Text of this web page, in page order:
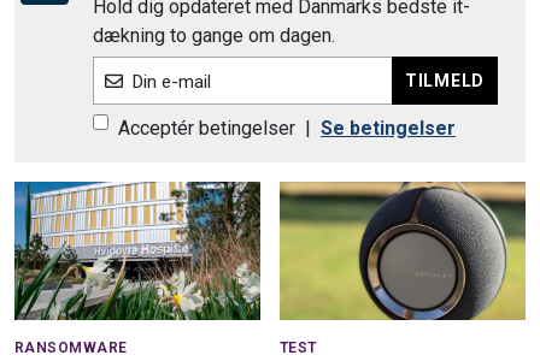
Hold dig opdateret med Danmarks bedste it-
dækning to gange om dagen.
Din e-mail TILMELD
Acceptér betingelser Se betingelser
RANSOMWARE TEST